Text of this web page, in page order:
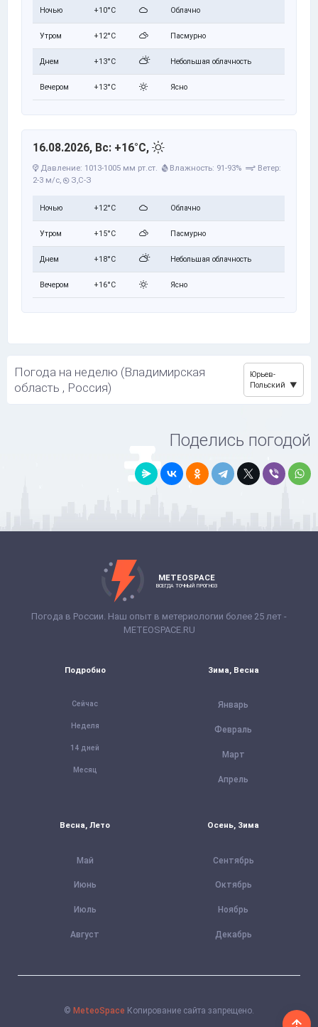
Ночью +10°C Облачно
Утром +12°C Пасмурно
Днем +13°C Небольшая облачность
Вечером +13°C Ясно
16.08.2026, Вс: +16°C,
Давление: 1013-1005 мм рт.ст. Влажность: 91-93%
Ветер:
2-3 м/с, З,С-З
Ночью +12°C Облачно
Утром +15°C Пасмурно
Днем +18°C Небольшая облачность
Вечером +16°C Ясно
Погода на неделю (Владимирская
область , Россия)
Юрьев-
Польский
Поделись погодой
METEOSPACE
ВСЕГДА ТОЧНЫЙ ПРОГНОЗ
Погода в России. Наш опыт в метериологии более 25 лет -
METEOSPACE.RU
Подробно
Сейчас
Неделя
14 дней
Месяц
Зима, Весна
Январь
Февраль
Март
Апрель
Весна, Лето
Май
Июнь
Июль
Август
Осень, Зима
Сентябрь
Октябрь
Ноябрь
Декабрь
© MeteoSpace Копирование сайта запрещено.